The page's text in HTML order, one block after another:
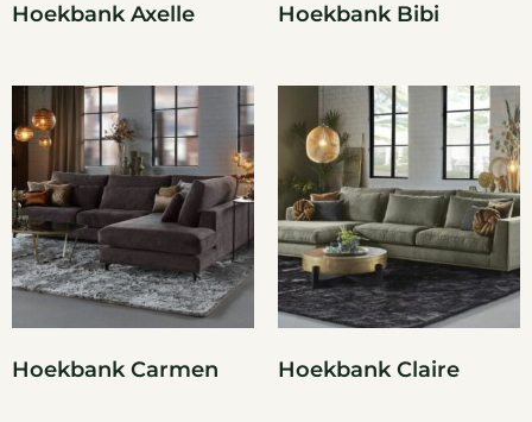
Hoekbank Axelle Hoekbank Bibi
Hoekbank Carmen Hoekbank Claire